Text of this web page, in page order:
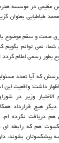
عظیمی در موسسه
طباطبایی بعنوان
صحت و سقم موضوع با
نمی توانم بگویم
رسمی اعلام گردد
كه آیا تعدد
اظهار داشت: واقعیت
وزیر در
هیچ قرارداد
هم دریافت نكرده ام.
هم كه رابطه
پیشكسوتان بشوند،